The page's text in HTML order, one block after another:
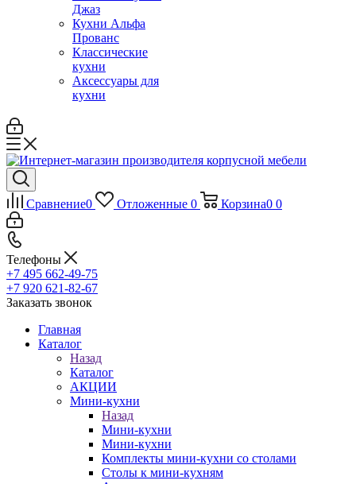
Джаз
Кухни Альфа
Прованс
Классические
кухни
Аксессуары для
кухни
Сравнение0 Отложенные 0 Корзина0 0
Телефоны
+7 495 662-49-75
+7 920 621-82-67
Заказать звонок
Главная
Каталог
Назад
Каталог
АКЦИИ
Мини-кухни
Назад
Мини-кухни
Мини-кухни
Комплекты мини-кухни со столами
Столы к мини-кухням